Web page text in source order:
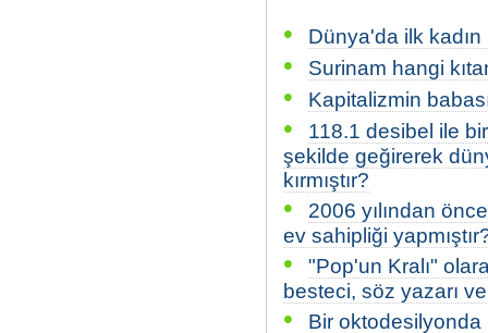
• Dünya'da ilk
• Surinam hangi
• Kapitalizmin
•
118.1 desibel ile
şekilde geğirerek
kırmıştır?
•
2006 yılından
ev sahipliği
•
"Pop'un Kralı"
besteci, söz yazarı
• Bir oktodesilyonda